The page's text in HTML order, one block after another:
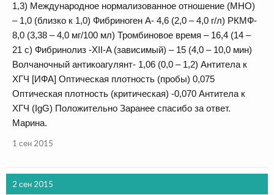
1,3) Международное нормализованное отношение (МНО)
– 1,0 (близко к 1,0) Фибриноген А- 4,6 (2,0 – 4,0 г/л) РКМФ-
8,0 (3,38 – 4,0 мг/100 мл) Тромбиновое время – 16,4 (14 –
21 с) Фибринолиз -XII-A (зависимый) – 15 (4,0 – 10,0 мин)
Волчаночный антикоагулянт- 1,06 (0,0 – 1,2) Антитела к
ХГЧ [ИФА] Оптическая плотность (пробы) 0,075
Оптическая плотность (критическая) -0,070 Антитела к
ХГЧ (IgG) Положительно Заранее спасибо за ответ.
Марина.
1 сен 2015
2 сен 2015